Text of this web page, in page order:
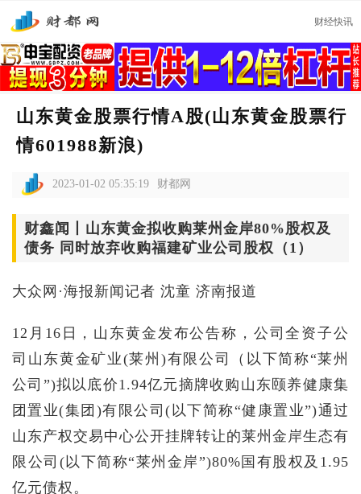
财经快讯
山东黄金股票行情A股(山东黄金股票行
情601988新浪)
2023-01-02 05:35:19 财都网
财鑫闻丨山东黄金拟收购莱州金岸80%股权及
债务 同时放弃收购福建矿业公司股权（1）
大众网·海报新闻记者 沈童 济南报道
12月16日，山东黄金发布公告称，公司全资子公
司山东黄金矿业(莱州)有限公司（以下简称“莱州
公司”)拟以底价1.94亿元摘牌收购山东颐养健康集
团置业(集团)有限公司(以下简称“健康置业”)通过
山东产权交易中心公开挂牌转让的莱州金岸生态有
限公司(以下简称“莱州金岸”)80%国有股权及1.95
亿元债权。